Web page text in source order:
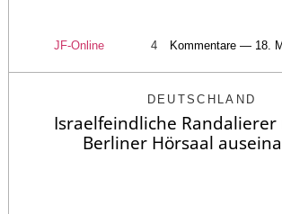
JF-Online 4 Kommentare — 18.
DEUTSCHLAND
Israelfeindliche
Berliner Hörsaal